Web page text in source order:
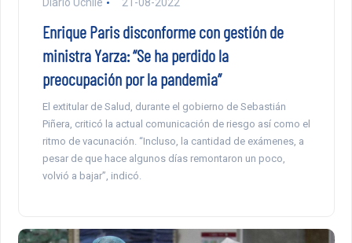
Enrique Paris disconforme con gestión de
ministra Yarza: “Se ha perdido la
preocupación por la pandemia”
El extitular de Salud, durante el gobierno de Sebastián
Piñera, criticó la actual comunicación de riesgo así como el
ritmo de vacunación. “Incluso, la cantidad de exámenes, a
pesar de que hace algunos días remontaron un poco,
volvió a bajar”, indicó.